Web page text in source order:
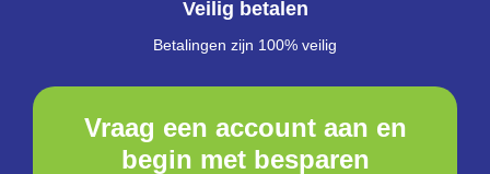
Veilig betalen
Betalingen zijn 100% veilig
Vraag een account aan en
begin met besparen